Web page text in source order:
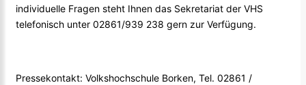
individuelle Fragen steht Ihnen das Sekretariat der VHS
telefonisch unter 02861/939 238 gern zur Verfügung.
Pressekontakt: Volkshochschule Borken, Tel. 02861 /